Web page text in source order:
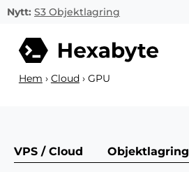
Nytt: S3 Objektlagring
Hem › Cloud› GPU
VPS / Cloud Objektlagring